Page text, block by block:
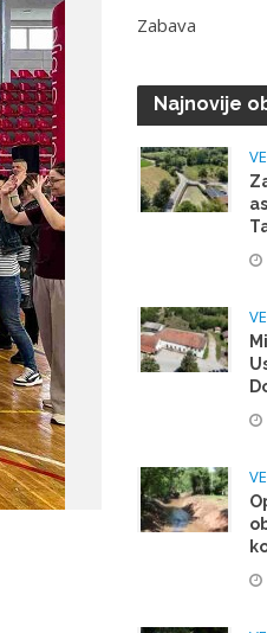
Zabava
Najnovije